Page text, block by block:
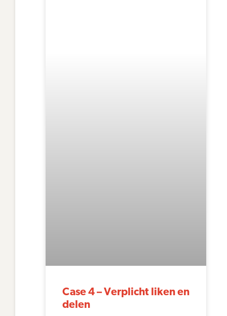
Case 4 – Verplicht liken en
delen